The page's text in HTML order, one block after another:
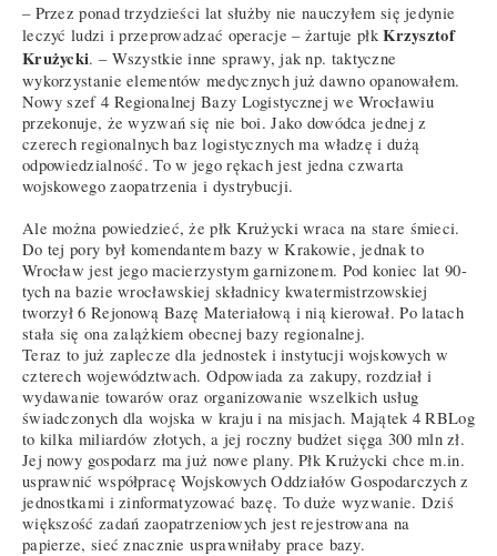
– Przez ponad trzydzieści lat służby nie nauczyłem się jedynie
leczyć ludzi i przeprowadzać operacje – żartuje płkKrzysztof
Krużycki. – Wszystkie inne sprawy, jak np. taktyczne
wykorzystanie elementów medycznych już dawno opanowałem.
Nowy szef 4 Regionalnej Bazy Logistycznej we Wrocławiu
przekonuje, że wyzwań się nie boi. Jako dowódca jednej z
czerech regionalnych baz logistycznych ma władzę i dużą
odpowiedzialność. To w jego rękach jest jedna czwarta
wojskowego zaopatrzenia i dystrybucji.
Ale można powiedzieć, że płk Krużycki wraca na stare śmieci.
Do tej pory był komendantem bazy w Krakowie, jednak to
Wrocław jest jego macierzystym garnizonem. Pod koniec lat 90-
tych na bazie wrocławskiej składnicy kwatermistrzowskiej
tworzył 6 Rejonową Bazę Materiałową i nią kierował. Po latach
stała się ona zalążkiem obecnej bazy regionalnej.
Teraz to już zaplecze dla jednostek i instytucji wojskowych w
czterech województwach. Odpowiada za zakupy, rozdział i
wydawanie towarów oraz organizowanie wszelkich usług
świadczonych dla wojska w kraju i na misjach. Majątek 4 RBLog
to kilka miliardów złotych, a jej roczny budżet sięga 300 mln zł.
Jej nowy gospodarz ma już nowe plany. Płk Krużycki chce m.in.
usprawnić współpracę Wojskowych Oddziałów Gospodarczych z
jednostkami i zinformatyzować bazę. To duże wyzwanie. Dziś
większość zadań zaopatrzeniowych jest rejestrowana na
papierze, sieć znacznie usprawniłaby prace bazy.